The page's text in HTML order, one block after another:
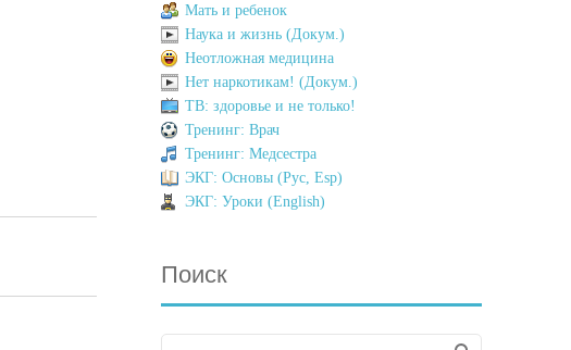
Мать и ребенок
Наука и жизнь (Докум.)
Неотложная медицина
Нет наркотикам! (Докум.)
ТВ: здоровье и не только!
Тренинг: Врач
Тренинг: Медсестра
ЭКГ: Основы (Рус, Esp)
ЭКГ: Уроки (English)
Поиск